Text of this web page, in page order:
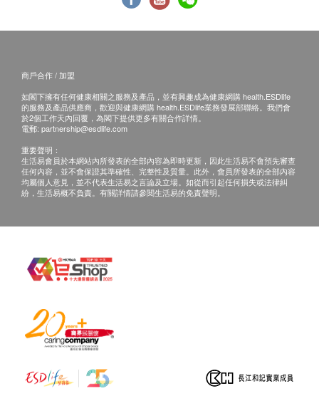
商戶合作 / 加盟
如閣下擁有任何健康相關之服務及產品，並有興趣成為健康網購 health.ESDlife
的服務及產品供應商，歡迎與健康網購 health.ESDlife業務發展部聯絡。我們會
於2個工作天內回覆，為閣下提供更多有關合作詳情。
電郵: partnership@esdlife.com
重要聲明：
生活易會員於本網站內所發表的全部內容為即時更新，因此生活易不會預先審查
任何內容，並不會保證其準確性、完整性及質量。此外，會員所發表的全部內容
均屬個人意見，並不代表生活易之言論及立場。如從而引起任何損失或法律糾
紛，生活易概不負責。有關詳情請參閱生活易的免責聲明。